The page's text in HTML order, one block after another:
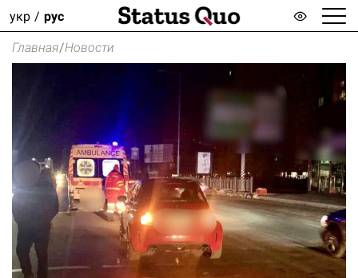
укр рус
Главная/Новости